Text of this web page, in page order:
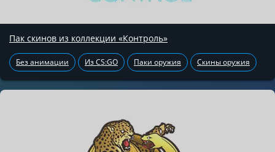
Пак скинов из коллекции «Контроль»
Без анимации Из CS:GO Паки оружия Скины оружия